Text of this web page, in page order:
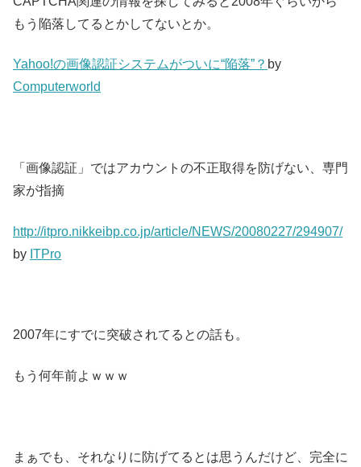
もう陥落してるとかしてないとか。
Yahoo!の画像認証システムがついに“陥落”？ by
Computerworld
「画像認証」ではアカウントの不正取得を防げない、専門
家が指摘
http://itpro.nikkeibp.co.jp/article/NEWS/20080227/294907/
by ITPro
2007年にすでに突破されてるとの話も。
もう何年前よｗｗｗ
まぁでも、それなりに防げてるとは思うんだけど、完全に